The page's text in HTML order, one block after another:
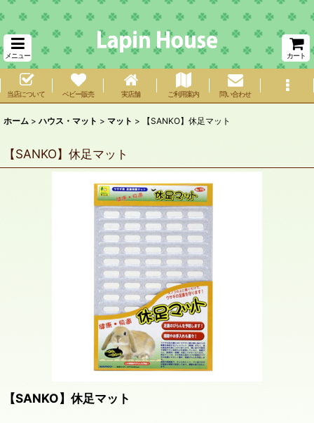
メニュー カート
当店について ベビー販売 実店舗 ご利用案内 問い合わせ
ホーム > ハウス・マット > マット > 【SANKO】休足マット
【SANKO】休足マット
【SANKO】休足マット